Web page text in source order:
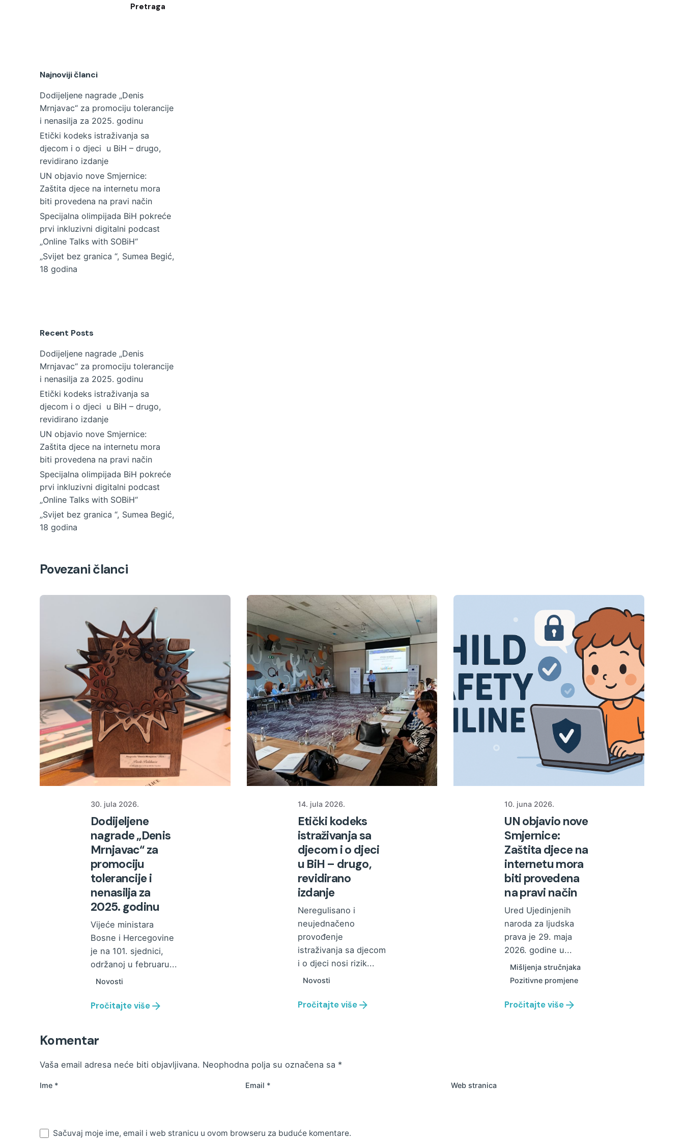
Pretraga
Najnoviji članci
Dodijeljene nagrade „Denis
Mrnjavac“ za promociju tolerancije
i nenasilja za 2025. godinu
Etički kodeks istraživanja sa
djecom i o djeci u BiH – drugo,
revidirano izdanje
UN objavio nove Smjernice:
Zaštita djece na internetu mora
biti provedena na pravi način
Specijalna olimpijada BiH pokreće
prvi inkluzivni digitalni podcast
„Online Talks with SOBiH“
„Svijet bez granica “, Sumea Begić,
18 godina
Recent Posts
Dodijeljene nagrade „Denis
Mrnjavac“ za promociju tolerancije
i nenasilja za 2025. godinu
Etički kodeks istraživanja sa
djecom i o djeci u BiH – drugo,
revidirano izdanje
UN objavio nove Smjernice:
Zaštita djece na internetu mora
biti provedena na pravi način
Specijalna olimpijada BiH pokreće
prvi inkluzivni digitalni podcast
„Online Talks with SOBiH“
„Svijet bez granica “, Sumea Begić,
18 godina
Povezani članci
30. jula 2026.
Dodijeljene
nagrade „Denis
Mrnjavac“ za
promociju
tolerancije i
nenasilja za
2025. godinu
Vijeće ministara
Bosne i Hercegovine
je na 101. sjednici,
održanoj u februaru...
Novosti
Pročitajte više
14. jula 2026.
Etički kodeks
istraživanja sa
djecom i o djeci
u BiH – drugo,
revidirano
izdanje
Neregulisano i
neujednačeno
provođenje
istraživanja sa djecom
i o djeci nosi rizik...
Novosti
Pročitajte više
10. juna 2026.
UN objavio nove
Smjernice:
Zaštita djece na
internetu mora
biti provedena
na pravi način
Ured Ujedinjenih
naroda za ljudska
prava je 29. maja
2026. godine u...
Mišljenja stručnjaka
Pozitivne promjene
Pročitajte više
Komentar
Vaša email adresa neće biti objavljivana. Neophodna polja su označena sa *
Ime * Email * Web stranica
Sačuvaj moje ime, email i web stranicu u ovom browseru za buduće komentare.